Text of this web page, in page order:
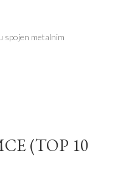
spojen metalnim
(TOP 10